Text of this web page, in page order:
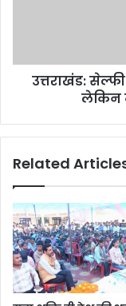
प्रियंका,
लेकिन
मोड़…
उत्तराखंड:
लेकिन
Related